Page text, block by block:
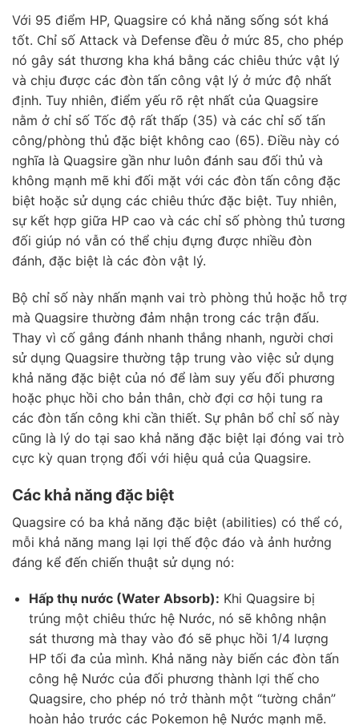
Với 95 điểm HP, Quagsire có khả năng sống sót khá
tốt. Chỉ số Attack và Defense đều ở mức 85, cho phép
nó gây sát thương kha khá bằng các chiêu thức vật lý
và chịu được các đòn tấn công vật lý ở mức độ nhất
định. Tuy nhiên, điểm yếu rõ rệt nhất của Quagsire
nằm ở chỉ số Tốc độ rất thấp (35) và các chỉ số tấn
công/phòng thủ đặc biệt không cao (65). Điều này có
nghĩa là Quagsire gần như luôn đánh sau đối thủ và
không mạnh mẽ khi đối mặt với các đòn tấn công đặc
biệt hoặc sử dụng các chiêu thức đặc biệt. Tuy nhiên,
sự kết hợp giữa HP cao và các chỉ số phòng thủ tương
đối giúp nó vẫn có thể chịu đựng được nhiều đòn
đánh, đặc biệt là các đòn vật lý.
Bộ chỉ số này nhấn mạnh vai trò phòng thủ hoặc hỗ trợ
mà Quagsire thường đảm nhận trong các trận đấu.
Thay vì cố gắng đánh nhanh thắng nhanh, người chơi
sử dụng Quagsire thường tập trung vào việc sử dụng
khả năng đặc biệt của nó để làm suy yếu đối phương
hoặc phục hồi cho bản thân, chờ đợi cơ hội tung ra
các đòn tấn công khi cần thiết. Sự phân bổ chỉ số này
cũng là lý do tại sao khả năng đặc biệt lại đóng vai trò
cực kỳ quan trọng đối với hiệu quả của Quagsire.
Các khả năng đặc biệt
Quagsire có ba khả năng đặc biệt (abilities) có thể có,
mỗi khả năng mang lại lợi thế độc đáo và ảnh hưởng
đáng kể đến chiến thuật sử dụng nó:
Hấp thụ nước (Water Absorb): Khi Quagsire bị
trúng một chiêu thức hệ Nước, nó sẽ không nhận
sát thương mà thay vào đó sẽ phục hồi 1/4 lượng
HP tối đa của mình. Khả năng này biến các đòn tấn
công hệ Nước của đối phương thành lợi thế cho
Quagsire, cho phép nó trở thành một “tường chắn”
hoàn hảo trước các Pokemon hệ Nước mạnh mẽ.